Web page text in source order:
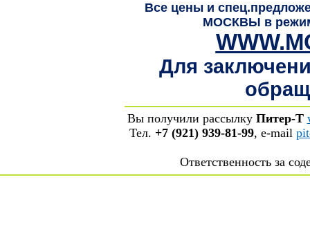
Все цены и
МОСКВЫ в
Для
Вы получили рассылку Питер-Т
Тел. +7 (921) 939-81-99, е-mail
Ответственность за